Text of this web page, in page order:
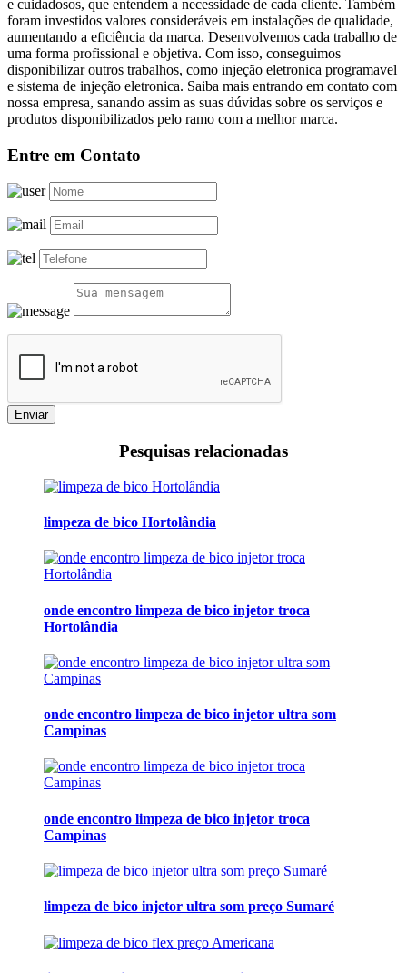
e cuidadosos, que entendem a necessidade de cada cliente. Também
foram investidos valores consideráveis em instalações de qualidade,
aumentando a eficiência da marca. Desenvolvemos cada trabalho de
uma forma profissional e objetiva. Com isso, conseguimos
disponibilizar outros trabalhos, como injeção eletronica programavel
e sistema de injeção eletronica. Saiba mais entrando em contato com
nossa empresa, sanando assim as suas dúvidas sobre os serviços e
produtos disponibilizados pelo ramo com a melhor marca.
Entre em Contato
Enviar
Pesquisas relacionadas
limpeza de bico Hortolândia
onde encontro limpeza de bico injetor troca
Hortolândia
onde encontro limpeza de bico injetor ultra som
Campinas
onde encontro limpeza de bico injetor troca
Campinas
limpeza de bico injetor ultra som preço Sumaré